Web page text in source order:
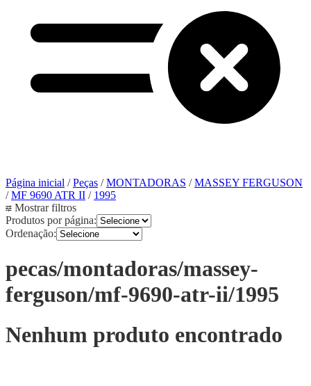
Página inicial /Peças /MONTADORAS /MASSEY FERGUSON
/MF 9690 ATR II / 1995
Mostrar filtros
Produtos por página:
Ordenação:
pecas/montadoras/massey-
ferguson/mf-9690-atr-ii/1995
Nenhum produto encontrado